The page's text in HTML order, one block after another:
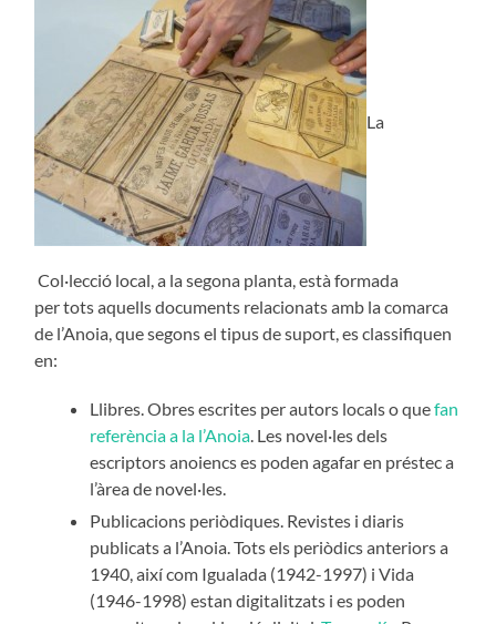
La
Col·lecció local, a la segona planta, està formada
per tots aquells documents relacionats amb la comarca
de l’Anoia, que segons el tipus de suport, es classifiquen
en:
Llibres. Obres escrites per autors locals o quefan
referència a la l’Anoia . Les novel·les dels
escriptors anoiencs es poden agafar en préstec a
l’àrea de novel·les.
Publicacions periòdiques. Revistes i diaris
publicats a l’Anoia. Tots els periòdics anteriors a
1940, així com Igualada (1942-1997) i Vida
(1946-1998) estan digitalitzats i es poden